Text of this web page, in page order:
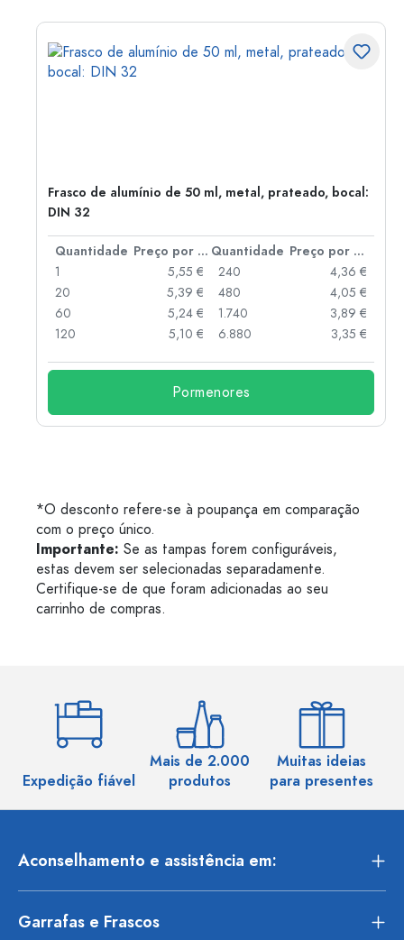
Frasco de alumínio de 50 ml, metal, prateado, bocal:
DIN 32
Quantidade Preço por peça Quantidade
Preço por peça
1
5,55 €
20
5,39 €
60
5,24 €
120
5,10 €
240
4,36 €
480
4,05 €
1.740
3,89 €
6.880
3,35 €
Pormenores
*O desconto refere-se à poupança em comparação
com o preço único.
Importante: Se as tampas forem configuráveis,
estas devem ser selecionadas separadamente.
Certifique-se de que foram adicionadas ao seu
carrinho de compras.
Expedição fiável
Mais de 2.000
produtos
Muitas ideias
para presentes
Aconselhamento e assistência em:
Garrafas e Frascos